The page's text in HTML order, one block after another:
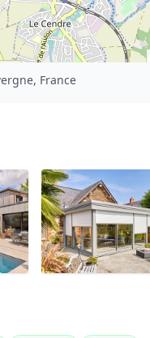
France